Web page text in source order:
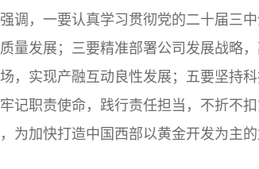
调，一要认真学习贯彻党的二十届三
量发展；三要精准部署公司发展战略
，实现产融互动良性发展；五要坚持
记职责使命，践行责任担当，不折不
为加快打造中国西部以黄金开发为主的